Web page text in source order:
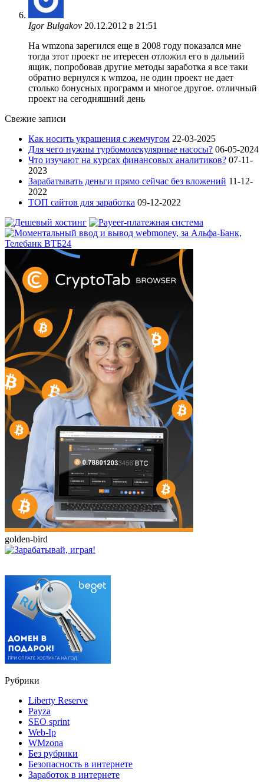
Igor Bulgakov 20.12.2012 в 21:51
На wmzona зарегился еще в 2008 году показался мне
тогда этот проект не итересен отложил его в дальний
ящик, попробовав другие методы заработка я все таки
обратно вернулся к wmzoa, не один проект не дает
столько бонусных программ и многое другое. отличный
проект на сегодняшний день
Свежие записи
Как носить украшения с жемчугом 22-03-2025
Для чего нужны турбомолекулярные насосы? 06-05-2024
Что изучают на курсах финансовых аналитиков? 07-11-
2023
Зарабатывать деньги прямо сейчас без вложений 11-12-
2022
ТОП сайтов для заработка 09-12-2022
golden-bird
Рубрики
Liberty Reserve
Payza
SEO sprint
Web-Ip
WMzona
Без рубрики
Безопасность в интернете
Заработок в интернете